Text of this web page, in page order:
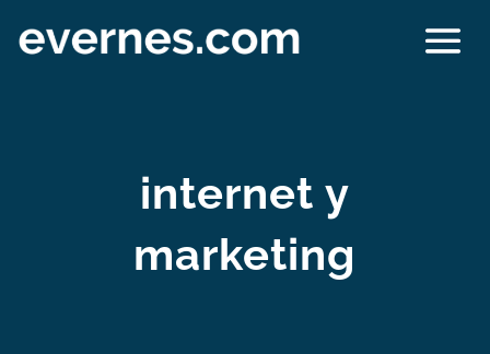
internet y
marketing